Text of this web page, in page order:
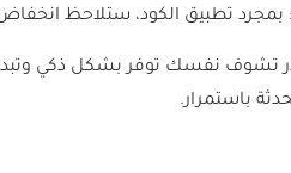
: بمجرد تطبيق الكود، ستلاحظ
تشوف نفسك توفر بشكل ذكي
باستمرار.